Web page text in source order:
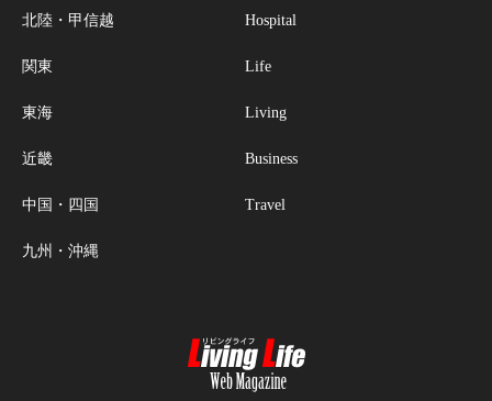
北陸・甲信越
関東
東海
近畿
中国・四国
九州・沖縄
Hospital
Life
Living
Business
Travel